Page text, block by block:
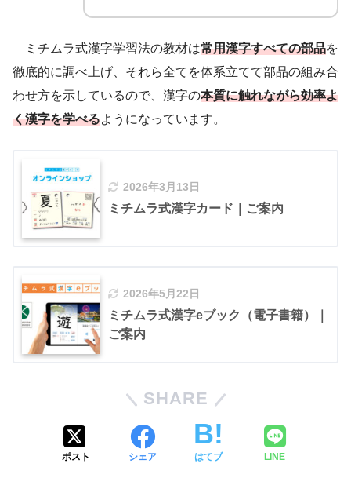
ミチムラ式漢字学習法の教材は常用漢字すべての部品を
徹底的に調べ上げ、それら全てを体系立てて部品の組み合
わせ方を示しているので、漢字の本質に触れながら効率よ
く漢字を学べるようになっています。
2026年3月13日
ミチムラ式漢字カード｜ご案内
2026年5月22日
ミチムラ式漢字eブック（電子書籍）｜
ご案内
SHARE
ポスト シェア はてブ LINE